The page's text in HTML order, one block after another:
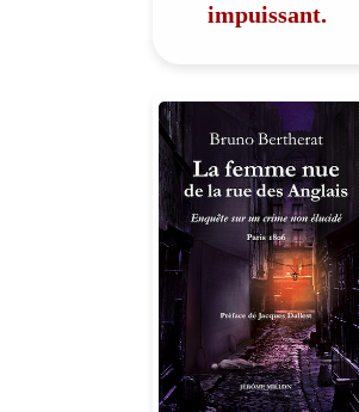
impuissant.